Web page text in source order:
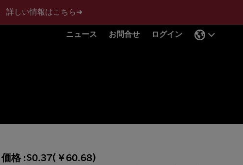
詳しい情報はこちら➜
ニュース お問合せ ログイン
価格 :$0.37(￥60.68)